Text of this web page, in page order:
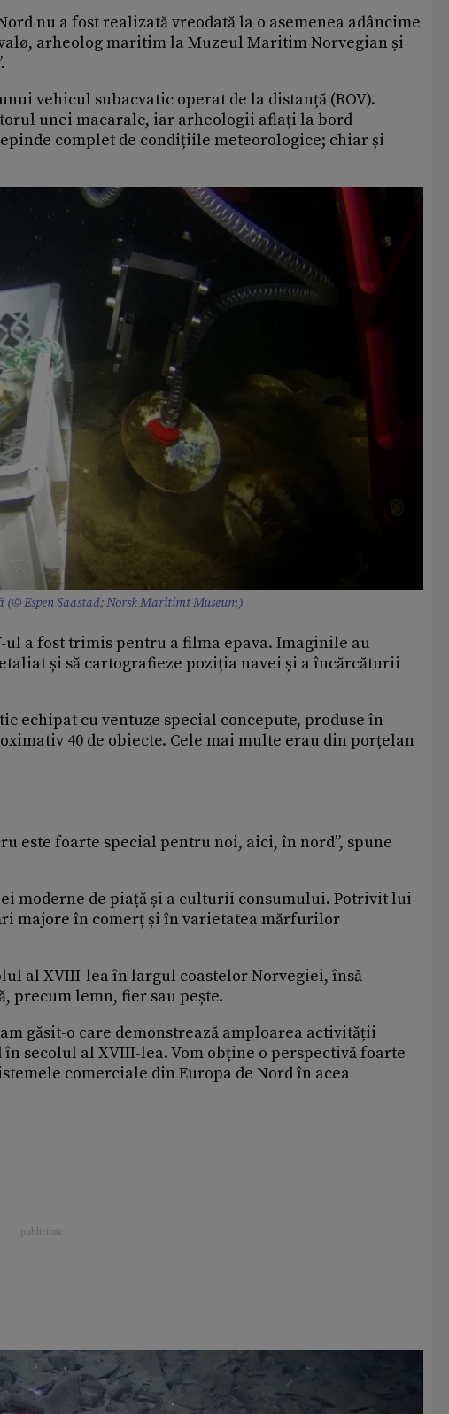
nu a fost realizată vreodată la o asemenea adâncime
arheolog maritim la Muzeul Maritim Norvegian și
vehicul subacvatic operat de la distanță (ROV).
unei macarale, iar arheologii aflați la bord
complet de condițiile meteorologice; chiar și
(© Espen Saastad; Norsk Maritimt Museum)
ul a fost trimis pentru a filma epava. Imaginile au
și să cartografieze poziția navei și a încărcăturii
echipat cu ventuze special concepute, produse în
40 de obiecte. Cele mai multe erau din porțelan
este foarte special pentru noi, aici, în nord”, spune
moderne de piață și a culturii consumului. Potrivit lui
majore în comerț și în varietatea mărfurilor
al XVIII-lea în largul coastelor Norvegiei, însă
precum lemn, fier sau pește.
găsit-o care demonstrează amploarea activității
secolul al XVIII-lea. Vom obține o perspectivă foarte
comerciale din Europa de Nord în acea